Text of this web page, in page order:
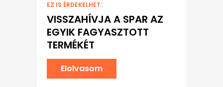
EZ IS ÉRDEKELHET:
VISSZAHÍVJA A SPAR AZ
EGYIK FAGYASZTOTT
TERMÉKÉT
Elolvasom